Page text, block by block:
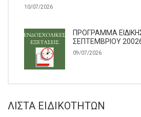
10/07/2026
ΠΡΟΓΡΑΜΜΑ
ΣΕΠΤΕΜΒΡΙΟΥ
09/07/2026
ΛΊΣΤΑ ΕΙΔΙΚΟΤΉΤΩΝ